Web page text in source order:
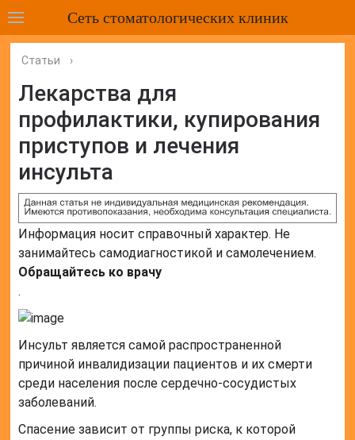
Сеть стоматологических клиник
Статьи ›
Лекарства для
профилактики, купирования
приступов и лечения
инсульта
Информация носит справочный характер. Не
занимайтесь самодиагностикой и самолечением.
Обращайтесь ко врачу
.
Инсульт является самой распространенной
причиной инвалидизации пациентов и их смерти
среди населения после сердечно-сосудистых
заболеваний.
Спасение зависит от группы риска, к которой